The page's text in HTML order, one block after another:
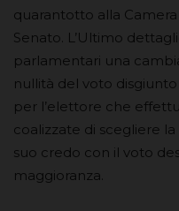
quarantotto alla
Senato. L’Ultimo
parlamentari una
nullità del voto
per l’elettore che
coalizzate di scegliere
suo credo con il voto
maggioranza.